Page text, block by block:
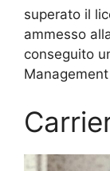
superato il
ammesso
conseguito